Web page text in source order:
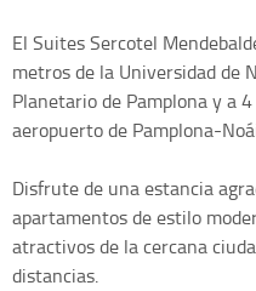
El Suites Sercotel
metros de la Universidad de
Planetario de Pamplona y a
aeropuerto de Pamplona-
Disfrute de una estancia
apartamentos de estilo
atractivos de la cercana
distancias.